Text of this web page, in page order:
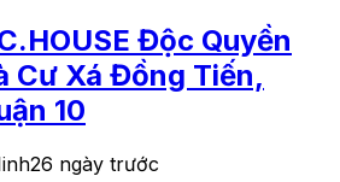
Độc Quyền
Cư Xá Đồng Tiến,
10
26 ngày trước